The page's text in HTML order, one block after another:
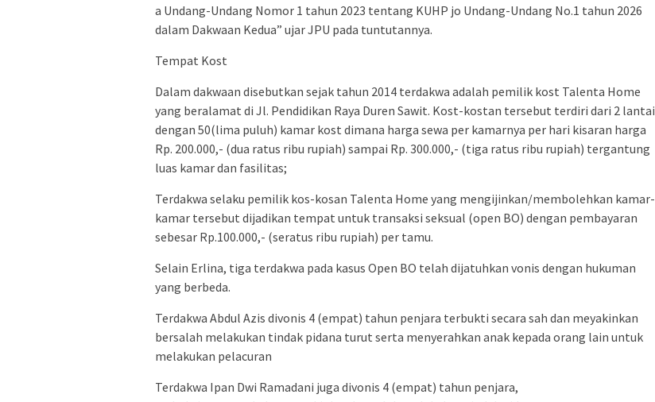
a Undang-Undang Nomor 1 tahun 2023 tentang KUHP jo Undang-Undang No.1 tahun 2026
dalam Dakwaan Kedua” ujar JPU pada tuntutannya.
Tempat Kost
Dalam dakwaan disebutkan sejak tahun 2014 terdakwa adalah pemilik kost Talenta Home
yang beralamat di Jl. Pendidikan Raya Duren Sawit. Kost-kostan tersebut terdiri dari 2 lantai
dengan 50(lima puluh) kamar kost dimana harga sewa per kamarnya per hari kisaran harga
Rp. 200.000,- (dua ratus ribu rupiah) sampai Rp. 300.000,- (tiga ratus ribu rupiah) tergantung
luas kamar dan fasilitas;
Terdakwa selaku pemilik kos-kosan Talenta Home yang mengijinkan/membolehkan kamar-
kamar tersebut dijadikan tempat untuk transaksi seksual (open BO) dengan pembayaran
sebesar Rp.100.000,- (seratus ribu rupiah) per tamu.
Selain Erlina, tiga terdakwa pada kasus Open BO telah dijatuhkan vonis dengan hukuman
yang berbeda.
Terdakwa Abdul Azis divonis 4 (empat) tahun penjara terbukti secara sah dan meyakinkan
bersalah melakukan tindak pidana turut serta menyerahkan anak kepada orang lain untuk
melakukan pelacuran
Terdakwa Ipan Dwi Ramadani juga divonis 4 (empat) tahun penjara,